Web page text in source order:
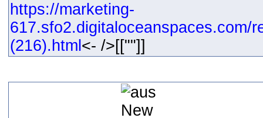
https://marketing-
617.sfo2.digitaloceanspaces.com/
(216).html <- />[[""]]